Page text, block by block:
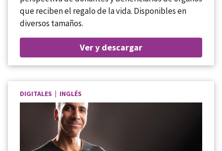
que reciben el regalo de la vida. Disponibles en
diversos tamaños.
Ver y descargar
DIGITALES | INGLÉS